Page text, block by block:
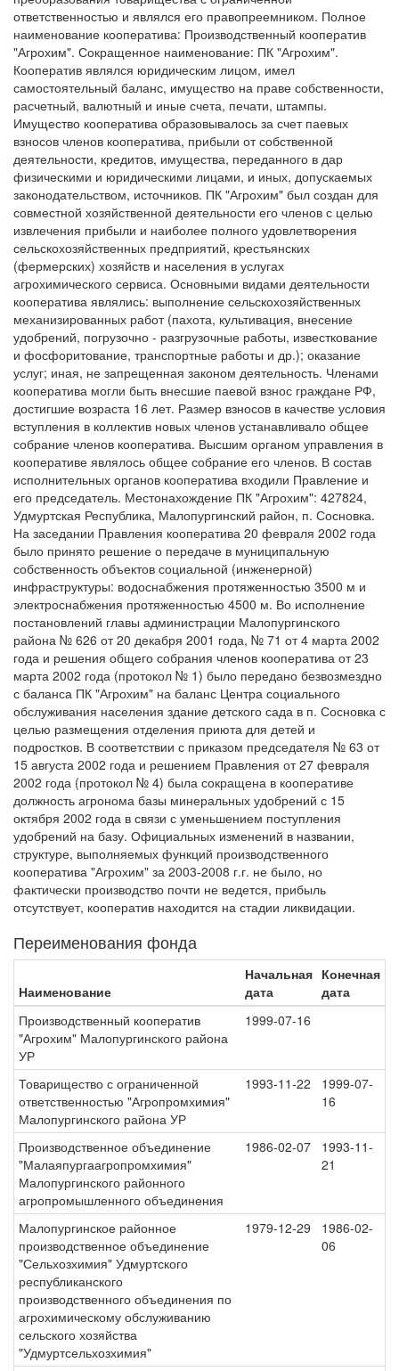
ответственностью и являлся его правопреемником. Полное
наименование кооператива: Производственный кооператив
"Агрохим". Сокращенное наименование: ПК "Агрохим".
Кооператив являлся юридическим лицом, имел
самостоятельный баланс, имущество на праве собственности,
расчетный, валютный и иные счета, печати, штампы.
Имущество кооператива образовывалось за счет паевых
взносов членов кооператива, прибыли от собственной
деятельности, кредитов, имущества, переданного в дар
физическими и юридическими лицами, и иных, допускаемых
законодательством, источников. ПК "Агрохим" был создан для
совместной хозяйственной деятельности его членов с целью
извлечения прибыли и наиболее полного удовлетворения
сельскохозяйственных предприятий, крестьянских
(фермерских) хозяйств и населения в услугах
агрохимического сервиса. Основными видами деятельности
кооператива являлись: выполнение сельскохозяйственных
механизированных работ (пахота, культивация, внесение
удобрений, погрузочно - разгрузочные работы, известкование
и фосфоритование, транспортные работы и др.); оказание
услуг; иная, не запрещенная законом деятельность. Членами
кооператива могли быть внесшие паевой взнос граждане РФ,
достигшие возраста 16 лет. Размер взносов в качестве условия
вступления в коллектив новых членов устанавливало общее
собрание членов кооператива. Высшим органом управления в
кооперативе являлось общее собрание его членов. В состав
исполнительных органов кооператива входили Правление и
его председатель. Местонахождение ПК "Агрохим": 427824,
Удмуртская Республика, Малопургинский район, п. Сосновка.
На заседании Правления кооператива 20 февраля 2002 года
было принято решение о передаче в муниципальную
собственность объектов социальной (инженерной)
инфраструктуры: водоснабжения протяженностью 3500 м и
электроснабжения протяженностью 4500 м. Во исполнение
постановлений главы администрации Малопургинского
района № 626 от 20 декабря 2001 года, № 71 от 4 марта 2002
года и решения общего собрания членов кооператива от 23
марта 2002 года (протокол № 1) было передано безвозмездно
с баланса ПК "Агрохим" на баланс Центра социального
обслуживания населения здание детского сада в п. Сосновка с
целью размещения отделения приюта для детей и
подростков. В соответствии с приказом председателя № 63 от
15 августа 2002 года и решением Правления от 27 февраля
2002 года (протокол № 4) была сокращена в кооперативе
должность агронома базы минеральных удобрений с 15
октября 2002 года в связи с уменьшением поступления
удобрений на базу. Официальных изменений в названии,
структуре, выполняемых функций производственного
кооператива "Агрохим" за 2003-2008 г.г. не было, но
фактически производство почти не ведется, прибыль
отсутствует, кооператив находится на стадии ликвидации.
Переименования фонда
Наименование
Начальная
дата
Конечная
дата
Производственный кооператив
"Агрохим" Малопургинского района
УР
1999-07-16
Товарищество с ограниченной
ответственностью "Агропромхимия"
Малопургинского района УР
1993-11-22
1999-07-
16
Производственное объединение
"Малаяпургаагропромхимия"
Малопургинского районного
агропромышленного объединения
1986-02-07
1993-11-
21
Малопургинское районное
производственное объединение
"Сельхозхимия" Удмуртского
республиканского
производственного объединения по
агрохимическому обслуживанию
сельского хозяйства
"Удмуртсельхозхимия"
1979-12-29
1986-02-
06